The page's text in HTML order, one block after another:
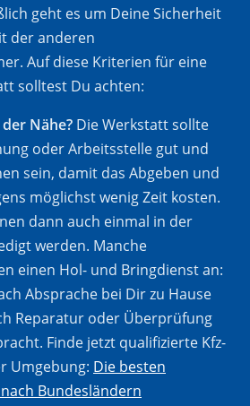
geht es um Deine Sicherheit
der anderen
Auf diese Kriterien für eine
solltest Du achten:
Nähe? Die Werkstatt sollte
oder Arbeitsstelle gut und
sein, damit das Abgeben und
möglichst wenig Zeit kosten.
dann auch einmal in der
werden. Manche
einen Hol- und Bringdienst an:
Absprache bei Dir zu Hause
Reparatur oder Überprüfung
Finde jetzt qualifizierte Kfz-
Umgebung: Die besten
Bundesländern